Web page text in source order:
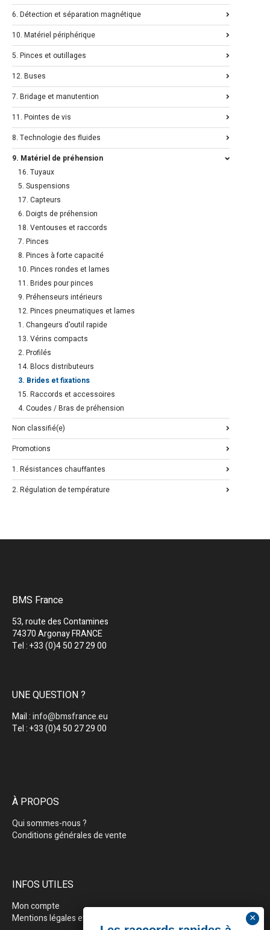
6. Détection et séparation magnétique
10. Matériel périphérique
5. Pinces et outillages
12. Buses
7. Bridage et manutention
11. Pointes de vis
8. Technologie des fluides
9. Matériel de préhension
16. Tuyaux
5. Suspensions
17. Capteurs
6. Doigts de préhension
18. Ventouses et raccords
7. Pinces
8. Pinces à forte capacité
10. Pinces rondes et lames
11. Brides pour pinces
9. Préhenseurs intérieurs
12. Pinces pneumatiques et lames
1. Changeurs d'outil rapide
13. Vérins compacts
2. Profilés
14. Blocs distributeurs
3. Brides et fixations
15. Raccords et accessoires
4. Coudes / Bras de préhension
Non classifié(e)
Promotions
1. Résistances chauffantes
2. Régulation de température
BMS France
53, route des Contamines
74370 Argonay FRANCE
Tel : +33 (0)4 50 27 29 00
UNE QUESTION ?
Mail :info@bmsfrance.eu
Tel : +33 (0)4 50 27 29 00
À PROPOS
Qui sommes-nous ?
Conditions générales de vente
INFOS UTILES
Mon compte
Mentions légales et politique de confidentialité